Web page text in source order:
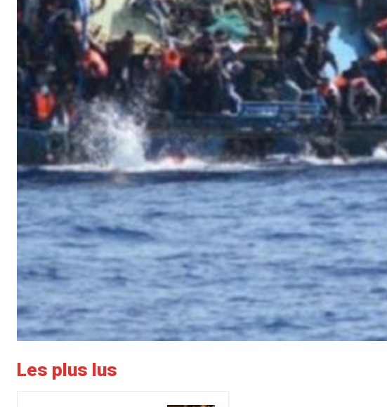
Les plus lus